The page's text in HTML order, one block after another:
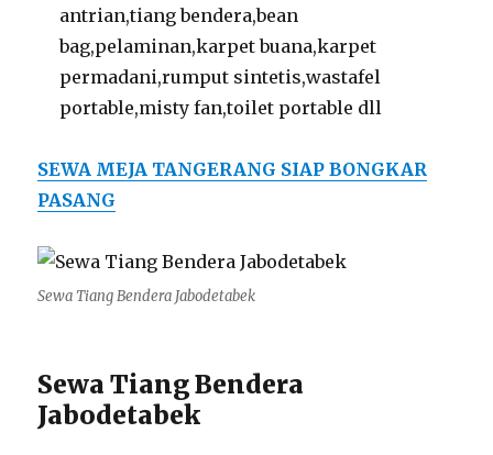
antrian,tiang bendera,bean
bag,pelaminan,karpet buana,karpet
permadani,rumput sintetis,wastafel
portable,misty fan,toilet portable dll
SEWA MEJA TANGERANG SIAP BONGKAR
PASANG
Sewa Tiang Bendera Jabodetabek
Sewa Tiang Bendera
Jabodetabek